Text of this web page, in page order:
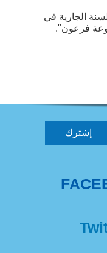
الجارية في
فرعون".